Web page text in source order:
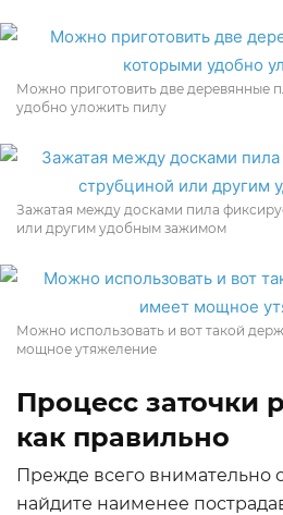
Можно приготовить две деревянные
удобно уложить пилу
Зажатая между досками пила
или другим удобным зажимом
Можно использовать и вот такой
мощное утяжеление
Процесс заточки
как правильно
Прежде всего внимательно
найдите наименее